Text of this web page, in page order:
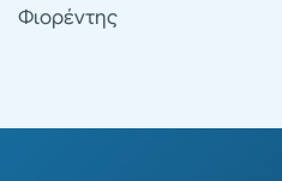
Φιορέντης